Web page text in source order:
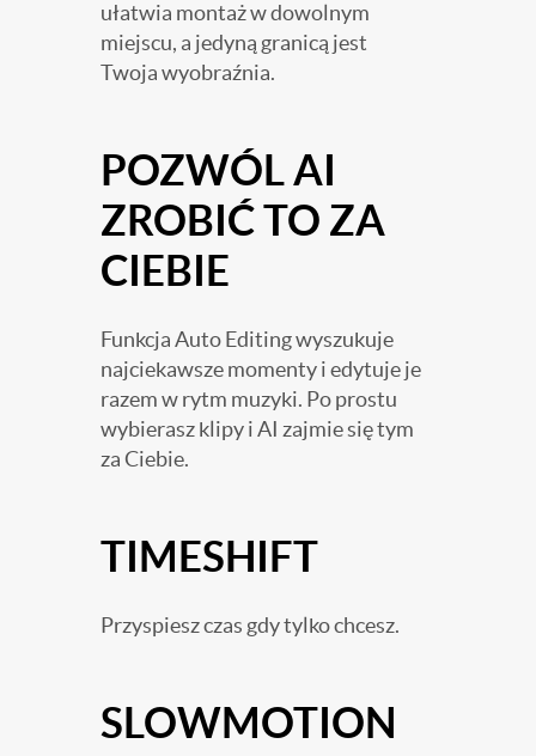
ułatwia montaż w dowolnym
miejscu, a jedyną granicą jest
Twoja wyobraźnia.
POZWÓL AI
ZROBIĆ TO ZA
CIEBIE
Funkcja Auto Editing wyszukuje
najciekawsze momenty i edytuje je
razem w rytm muzyki. Po prostu
wybierasz klipy i AI zajmie się tym
za Ciebie.
TIMESHIFT
Przyspiesz czas gdy tylko chcesz.
SLOWMOTION